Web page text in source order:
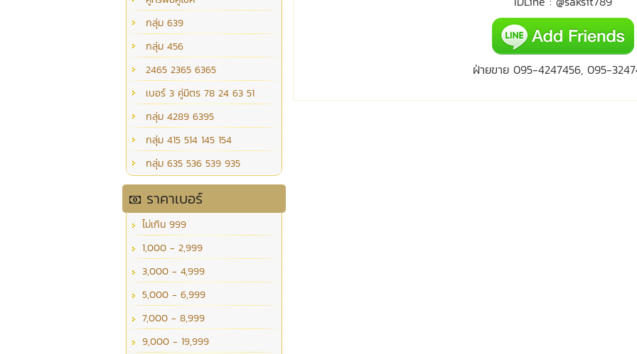
กลุ่ม 639
กลุ่ม 456
2465 2365 6365
เบอร์ 3 คู่มิตร 78 24 63 51
กลุ่ม 4289 6395
กลุ่ม 415 514 145 154
กลุ่ม 635 536 539 935
ราคาเบอร์
ไม่เกิน 999
1,000 - 2,999
3,000 - 4,999
5,000 - 6,999
7,000 - 8,999
9,000 - 19,999
ฝ่ายขาย 095-4247456, 095-